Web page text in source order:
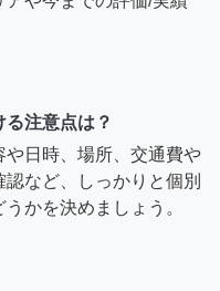
注意点は？
日時、場所、交通費や
など、しっかりと個別
かを決めましょう。